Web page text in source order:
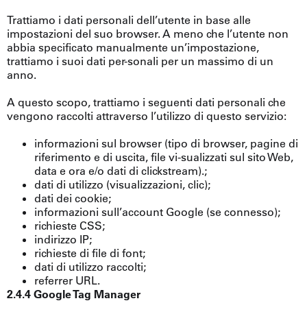
Trattiamo i dati personali dell’utente in base alle
impostazioni del suo browser. A meno che l’utente non
abbia specificato manualmente un’impostazione,
trattiamo i suoi dati per-sonali per un massimo di un
anno.
A questo scopo, trattiamo i seguenti dati personali che
vengono raccolti attraverso l’utilizzo di questo servizio:
informazioni sul browser (tipo di browser, pagine di
riferimento e di uscita, file vi-sualizzati sul sito Web,
data e ora e/o dati di clickstream).;
dati di utilizzo (visualizzazioni, clic);
dati dei cookie;
informazioni sull’account Google (se connesso);
richieste CSS;
indirizzo IP;
richieste di file di font;
dati di utilizzo raccolti;
referrer URL.
2.4.4 Google Tag Manager